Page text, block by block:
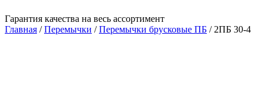
Гарантия качества на весь ассортимент
Главная /Перемычки /Перемычки брусковые ПБ / 2ПБ 30-4